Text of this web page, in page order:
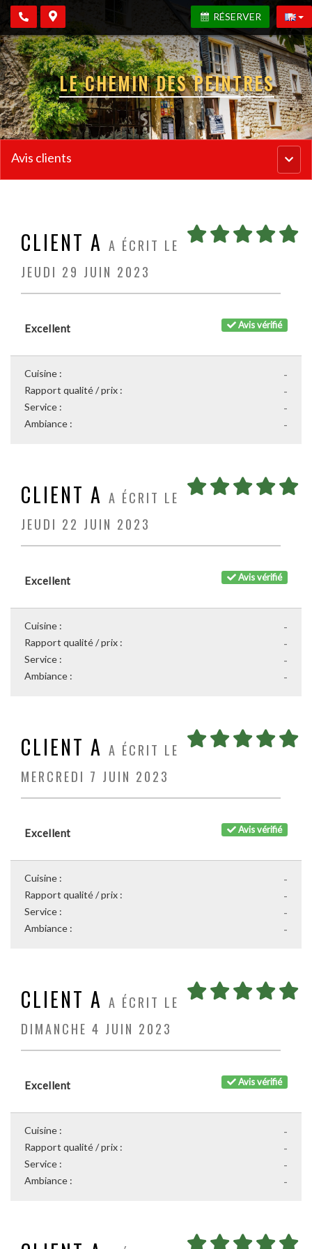
RÉSERVER
LE CHEMIN DES PEINTRES
Menu
Avis clients
CLIENT A A ÉCRIT LE
JEUDI 29 JUIN 2023
Avis vérifié
Excellent
-
Cuisine :
-
Rapport qualité / prix :
-
Service :
-
Ambiance :
CLIENT A A ÉCRIT LE
JEUDI 22 JUIN 2023
Avis vérifié
Excellent
-
Cuisine :
-
Rapport qualité / prix :
-
Service :
-
Ambiance :
CLIENT A A ÉCRIT LE
MERCREDI 7 JUIN 2023
Avis vérifié
Excellent
-
Cuisine :
-
Rapport qualité / prix :
-
Service :
-
Ambiance :
CLIENT A A ÉCRIT LE
DIMANCHE 4 JUIN 2023
Avis vérifié
Excellent
-
Cuisine :
-
Rapport qualité / prix :
-
Service :
-
Ambiance :